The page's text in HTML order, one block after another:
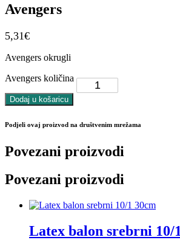
Avengers
5,31€
Avengers okrugli
Avengers količina
Dodaj u košaricu
Podjeli ovaj proizvod na društvenim mrežama
Povezani proizvodi
Povezani proizvodi
Latex balon srebrni 10/